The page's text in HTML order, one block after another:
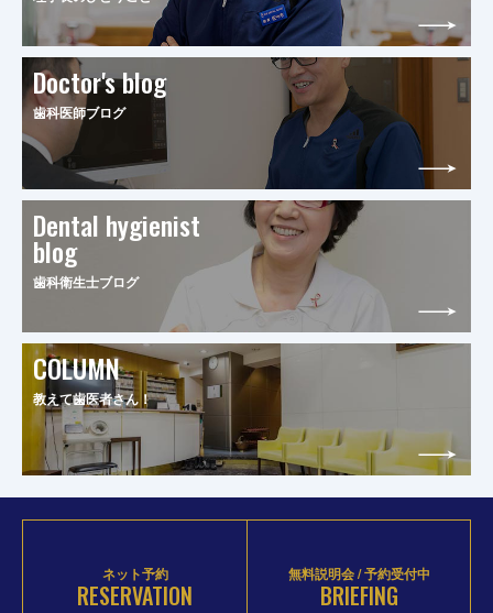
Doctor's blog
歯科医師ブログ
Dental hygienist
blog
歯科衛生士ブログ
COLUMN
教えて歯医者さん！
ネット予約
RESERVATION
無料説明会 / 予約受付中
BRIEFING